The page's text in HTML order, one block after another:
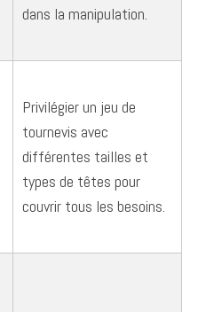
dans la manipulation.
Privilégier un jeu de
tournevis avec
différentes tailles et
types de têtes pour
couvrir tous les besoins.